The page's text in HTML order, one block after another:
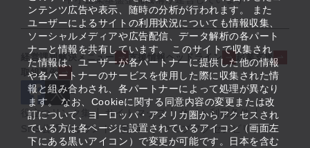
ンテンツ広告や表示、随時の分析が行われます。 また
ユーザーによるサイトの利用状況についても情報収集、
ソーシャルメディアや広告配信、データ解析の各パート
ナーと情報を共有しています。 このサイトで収集され
た情報は、ユーザーが各パートナーに提供した他の情報
や各パートナーのサービスを使用した際に収集された情
報と組み合わされ、各パートナーによって処理が異なり
ます。 なお、Cookieに関する同意内容の変更または改
訂について、ヨーロッパ・アメリカ圏からアクセスされ
ている方は各ページに設置されているアイコン（画面左
下にある黒いアイコン）で変更が可能です。日本を含む
経営課題解決メニュー 支援情報ヘッドライン
起業支援
取組事例
役立つリンク集 サイトマップ
サイト利用条件
SNS公式アカウント一覧
ウェブアクセシビリティ